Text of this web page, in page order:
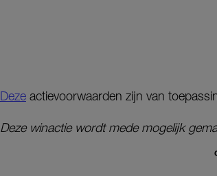
Deze actievoorwaarden zijn van
Deze winactie wordt mede mogelijk